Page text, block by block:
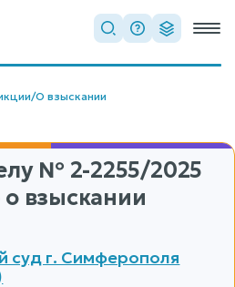
/О взыскании
№ 2-2255/2025
о взыскании
суд г. Симферополя